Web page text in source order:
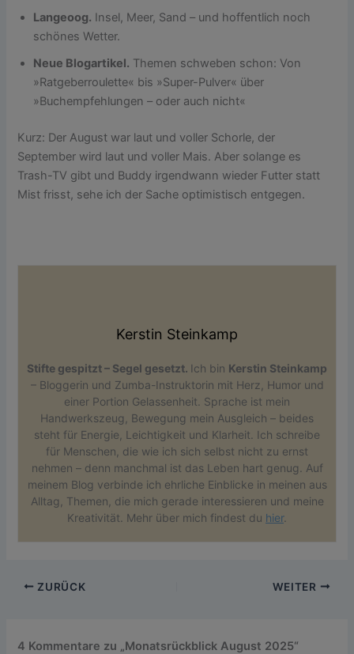
Langeoog. Insel, Meer, Sand – und hoffentlich noch
schönes Wetter.
Neue Blogartikel. Themen schweben schon: Von
»Ratgeberroulette« bis »Super-Pulver« über
»Buchempfehlungen – oder auch nicht«
Kurz: Der August war laut und voller Schorle, der
September wird laut und voller Mais. Aber solange es
Trash-TV gibt und Buddy irgendwann wieder Futter statt
Mist frisst, sehe ich der Sache optimistisch entgegen.
Kerstin Steinkamp
Stifte gespitzt – Segel gesetzt. Ich bin Kerstin Steinkamp
– Bloggerin und Zumba-Instruktorin mit Herz, Humor und
einer Portion Gelassenheit. Sprache ist mein
Handwerkszeug, Bewegung mein Ausgleich – beides
steht für Energie, Leichtigkeit und Klarheit. Ich schreibe
für Menschen, die wie ich sich selbst nicht zu ernst
nehmen – denn manchmal ist das Leben hart genug. Auf
meinem Blog verbinde ich ehrliche Einblicke in meinen aus
Alltag, Themen, die mich gerade interessieren und meine
Kreativität. Mehr über mich findest du hier.
ZURÜCK WEITER
4 Kommentare zu „Monatsrückblick August 2025“